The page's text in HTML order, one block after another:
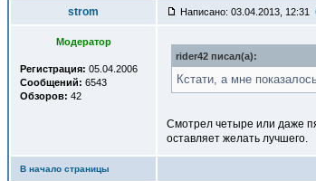
strom Написано: 03.04.2013, 12:31
Модератор
Регистрация: 05.04.2006
Сообщений: 6543
Обзоров: 42
rider42 писал(a):
Кстати, а мне
Смотрел четыре или даже
оставляет желать лучшего.
В начало страницы